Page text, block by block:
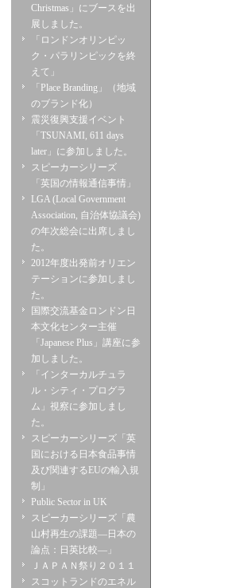
Christmas」にブースを出
展しました。
「ロンドンオリンピッ
ク・パラリンピックを終
えて」
「Place Branding」（地域
のブランド化）
震災復興支援イベント
「TSUNAMI, 611 days
later」に参加しました。
スピーカーシリーズ
「英国の情報通信事情」
LGA (Local Government
Association, 自治体協議会)
の年次総会に出席しまし
た。
2012年度出発前オリエン
テーションに参加しまし
た。
国際交流基金ロンドン日
本文化センター主催
「Japanese Plus」講座に参
加しました。
「インターカルチュラ
ル・シティ・プログラ
ム」視察に参加しまし
た。
スピーカーシリーズ「英
国における日本食品事情
及び関連するEUの輸入規
制」
Public Sector in UK
スピーカーシリーズ「農
山村再生の課題―日本の
論点：日英比較―」
ＪＡＰＡＮ祭り２０１１
スコットランドのエネル